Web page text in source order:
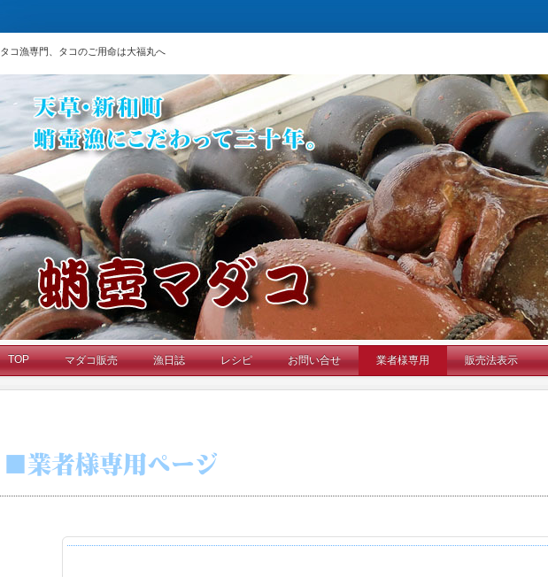
タコ漁専門、タコのご用命は大福丸へ
TOP マダコ販売 漁日誌 レシピ お問い合せ 業者様専用 販売法表示